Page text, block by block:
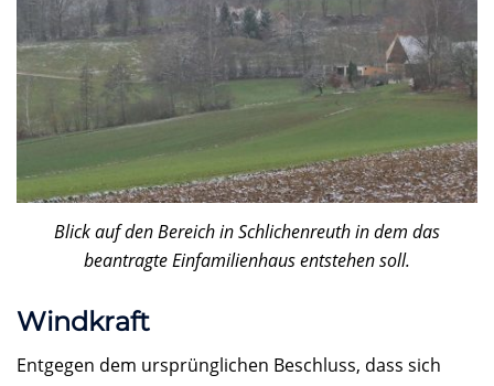
Blick auf den Bereich in Schlichenreuth in dem das
beantragte Einfamilienhaus entstehen soll.
Windkraft
Entgegen dem ursprünglichen Beschluss, dass sich